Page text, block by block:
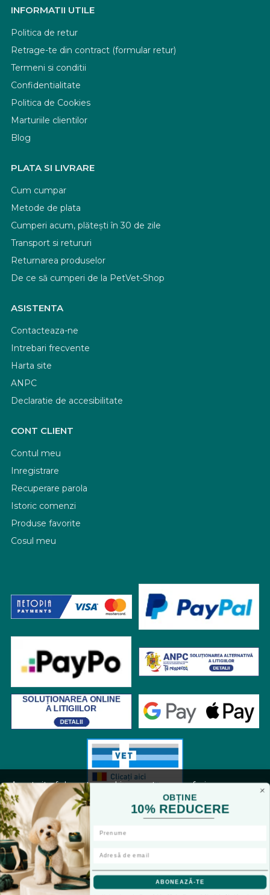
Acest site foloseste cookies pentru a va oferi
functionalitatea dorita. Navigand in continuare, sunteti
de acord cu
Politica de cookiessi cu plasarea de cookies,
cu scopul de a va oferi o experienta imbunatatita.
Accepta toate cookie-urile
Doar cookie-uri esentiale
INFORMATII UTILE
Politica de retur
Retrage-te din contract (formular retur)
Termeni si conditii
Confidentialitate
Politica de Cookies
Marturiile clientilor
Blog
PLATA SI LIVRARE
Cum cumpar
Metode de plata
Cumperi acum, plătești în 30 de zile
Transport si retururi
Returnarea produselor
De ce să cumperi de la PetVet-Shop
ASISTENTA
Contacteaza-ne
Intrebari frecvente
Harta site
ANPC
Declaratie de accesibilitate
CONT CLIENT
Contul meu
Inregistrare
Recuperare parola
Istoric comenzi
Produse favorite
Cosul meu
© petvet-shop.ro 2026
Magazin online creat cu MerchantPro
OBȚINE
10% REDUCERE
ABONEAZĂ-TE